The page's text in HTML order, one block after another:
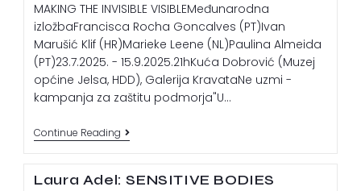
MAKING THE INVISIBLE VISIBLEMeđunarodna
izložbaFrancisca Rocha Goncalves (PT)Ivan
Marušić Klif (HR)Marieke Leene (NL)Paulina Almeida
(PT)23.7.2025. - 15.9.2025.21hKuća Dobrović (Muzej
općine Jelsa, HDD), Galerija KravataNe uzmi -
kampanja za zaštitu podmorja"U…
Continue Reading
Laura Adel: SENSITIVE BODIES